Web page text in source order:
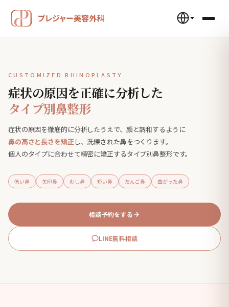
CUSTOMIZED RHINOPLASTY
症状の原因を正確に分析した
タイプ別鼻整形
症状の原因を徹底的に分析したうえで、顔と調和するように
鼻の高さと長さを矯正し、洗練された鼻をつくります。
個人のタイプに合わせて精密に矯正するタイプ別鼻整形です。
低い鼻 矢印鼻 わし鼻 短い鼻 だんご鼻 曲がった鼻
相談予約をする
LINE無料相談